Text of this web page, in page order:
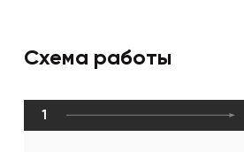
Схема работы
1